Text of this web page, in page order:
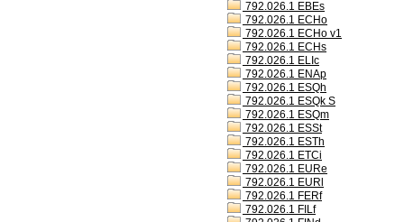
792.026.1 EBEs
792.026.1 ECHo
792.026.1 ECHo v1
792.026.1 ECHs
792.026.1 ELIc
792.026.1 ENAp
792.026.1 ESQh
792.026.1 ESQk S
792.026.1 ESQm
792.026.1 ESSt
792.026.1 ESTh
792.026.1 ETCi
792.026.1 EURe
792.026.1 EURl
792.026.1 FERf
792.026.1 FILf